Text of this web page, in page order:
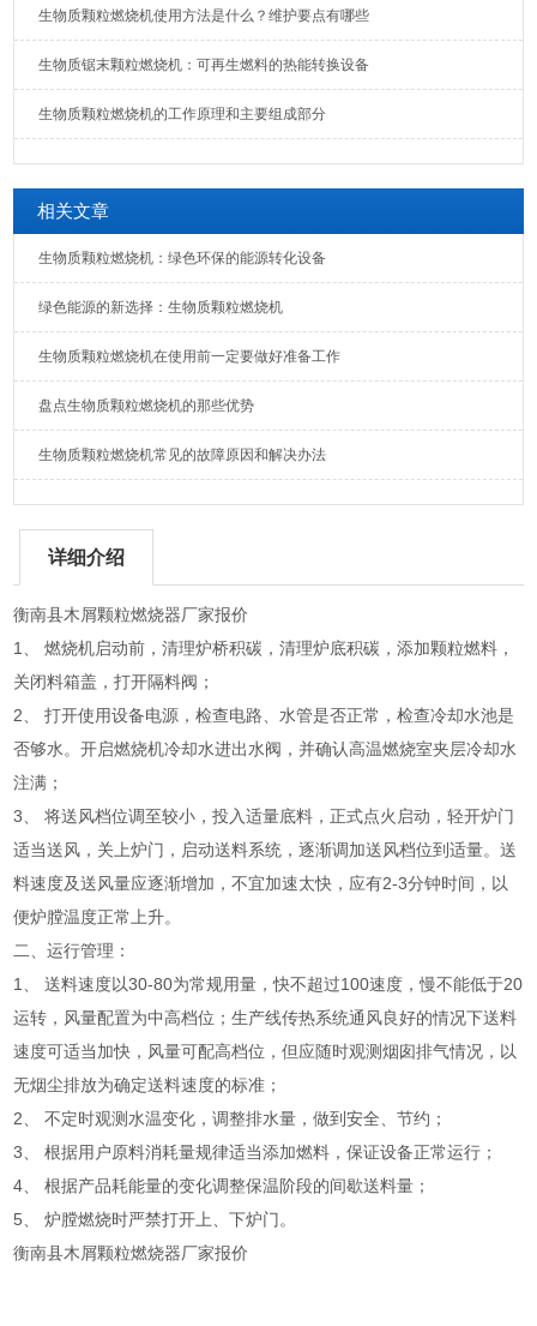
生物质颗粒燃烧机使用方法是什么？维护要点有哪些
生物质锯末颗粒燃烧机：可再生燃料的热能转换设备
生物质颗粒燃烧机的工作原理和主要组成部分
相关文章
生物质颗粒燃烧机：绿色环保的能源转化设备
绿色能源的新选择：生物质颗粒燃烧机
生物质颗粒燃烧机在使用前一定要做好准备工作
盘点生物质颗粒燃烧机的那些优势
生物质颗粒燃烧机常见的故障原因和解决办法
详细介绍
衡南县木屑颗粒燃烧器厂家报价
1、 燃烧机启动前，清理炉桥积碳，清理炉底积碳，添加颗粒燃料，
关闭料箱盖，打开隔料阀；
2、 打开使用设备电源，检查电路、水管是否正常，检查冷却水池是
否够水。开启燃烧机冷却水进出水阀，并确认高温燃烧室夹层冷却水
注满；
3、 将送风档位调至较小，投入适量底料，正式点火启动，轻开炉门
适当送风，关上炉门，启动送料系统，逐渐调加送风档位到适量。送
料速度及送风量应逐渐增加，不宜加速太快，应有2-3分钟时间，以
便炉膛温度正常上升。
二、运行管理：
1、 送料速度以30-80为常规用量，快不超过100速度，慢不能低于20
运转，风量配置为中高档位；生产线传热系统通风良好的情况下送料
速度可适当加快，风量可配高档位，但应随时观测烟囱排气情况，以
无烟尘排放为确定送料速度的标准；
2、 不定时观测水温变化，调整排水量，做到安全、节约；
3、 根据用户原料消耗量规律适当添加燃料，保证设备正常运行；
4、 根据产品耗能量的变化调整保温阶段的间歇送料量；
5、 炉膛燃烧时严禁打开上、下炉门。
衡南县木屑颗粒燃烧器厂家报价